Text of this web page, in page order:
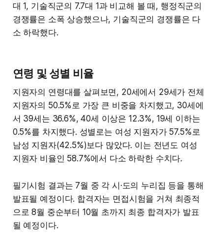
대 1, 기술직군의 7.7대 1과 비교해 볼 때, 행정직군의
경쟁률은 소폭 상승했으나, 기술직군의 경쟁률은 다
소 하락했다.
연령 및 성별 비율
지원자의 연령대를 살펴보면, 20세에서 29세가 전체
지원자의 50.5%로 가장 큰 비중을 차지했고, 30세에
서 39세는 36.6%, 40세 이상은 12.3%, 19세 이하는
0.5%를 차지했다. 성별로는 여성 지원자가 57.5%로
남성 지원자(42.5%)보다 많았다. 이는 전년도 여성
지원자 비율인 58.7%에서 다소 하락한 수치다.
필기시험 결과는 7월 중 각 시·도의 누리집 등을 통해
발표될 예정이다. 합격자는 면접시험을 거쳐 최종적
으로 8월 중순부터 10월 초까지 최종 합격자가 발표
될 예정이다.